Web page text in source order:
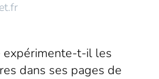
expérimente-t-il les
dans ses pages de